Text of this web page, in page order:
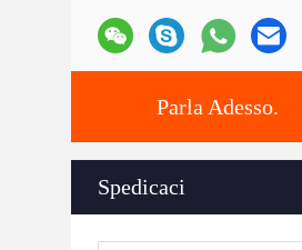
Parla Adesso.
Spedicaci